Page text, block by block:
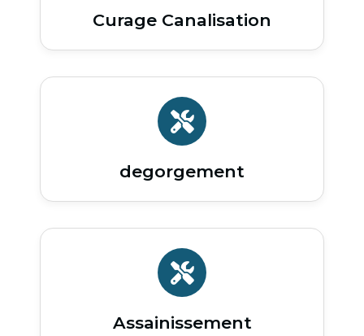
Curage Canalisation
degorgement
Assainissement